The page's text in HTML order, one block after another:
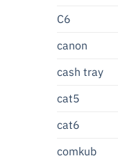
C6
canon
cash tray
cat5
cat6
comkub